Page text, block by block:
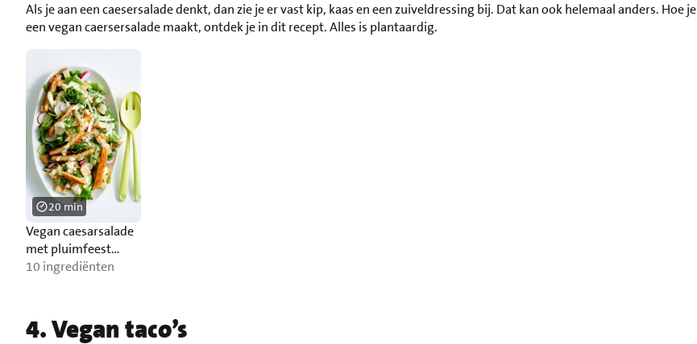
Als je aan een caesersalade denkt, dan zie je er vast kip, kaas en een zuiveldressing bij. Dat kan ook helemaal anders. Hoe je
een vegan caersersalade maakt, ontdek je in dit recept. Alles is plantaardig.
Vegan caesarsalade
met pluimfeest
burgers
10 ingrediënten
20 min
4. Vegan taco’s